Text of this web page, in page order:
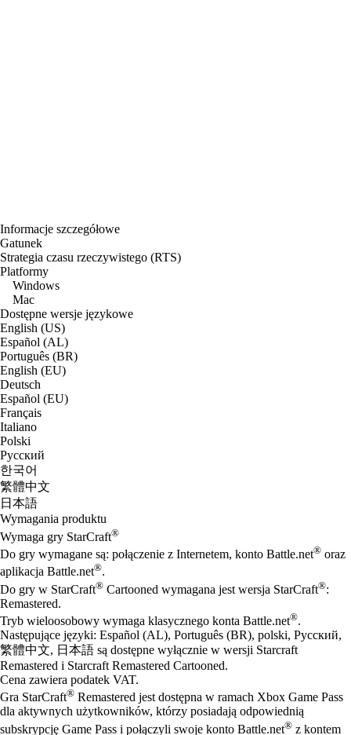
Informacje szczegółowe
Gatunek
Strategia czasu rzeczywistego (RTS)
Platformy
Windows
Mac
Dostępne wersje językowe
English (US)
Español (AL)
Português (BR)
English (EU)
Deutsch
Español (EU)
Français
Italiano
Polski
Русский
한국어
繁體中文
日本語
Wymagania produktu
Wymaga gry StarCraft®
Do gry wymagane są: połączenie z Internetem, konto Battle.net® oraz
aplikacja Battle.net®.
Do gry w StarCraft® Cartooned wymagana jest wersja StarCraft®:
Remastered.
Tryb wieloosobowy wymaga klasycznego konta Battle.net®.
Następujące języki: Español (AL), Português (BR), polski, Русский,
繁體中文, 日本語 są dostępne wyłącznie w wersji Starcraft
Remastered i Starcraft Remastered Cartooned.
Cena zawiera podatek VAT.
Gra StarCraft® Remastered jest dostępna w ramach Xbox Game Pass
dla aktywnych użytkowników, którzy posiadają odpowiednią
subskrypcję Game Pass i połączyli swoje konto Battle.net® z kontem